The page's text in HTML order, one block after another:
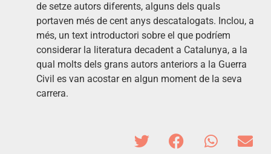
de setze autors diferents, alguns dels quals
portaven més de cent anys descatalogats. Inclou, a
més, un text introductori sobre el que podríem
considerar la literatura decadent a Catalunya, a la
qual molts dels grans autors anteriors a la Guerra
Civil es van acostar en algun moment de la seva
carrera.